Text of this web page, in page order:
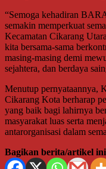
“Semoga kehadiran
semakin memperkuat
Kecamatan Cikarang
kita bersama-sama
masing-masing demi
sejahtera, dan berdaya
Menutup pernyataannya,
Cikarang Kota berharap
yang baik bagi lahirnya
masyarakat luas serta
antarorganisasi dalam
Bagikan berita/artikel ini